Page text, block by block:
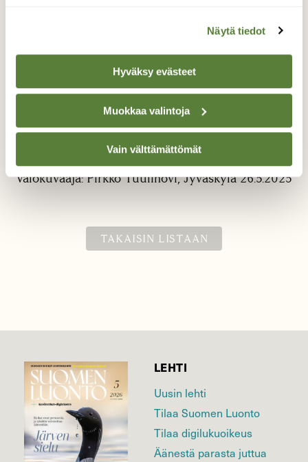
Näytä tiedot
Hyväksy evästeet
Muokkaa valintoja
Vain välttämättömät
Sudenmarja kukkii
Sudenmarja kukkii Jyväskylässä 26.5.2025.
Valokuvaaja: Pirkko Tuulihovi, Jyväskylä 26.5.2025
TAKAISIN LISTAAN
LEHTI
Uusin lehti
Tilaa Suomen Luonto
Tilaa digilukuoikeus
Äänestä parasta juttua